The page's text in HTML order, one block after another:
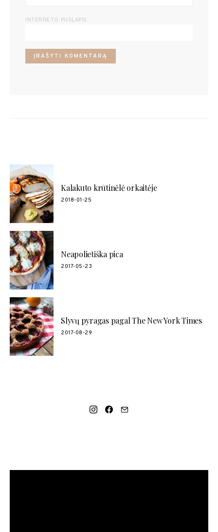
INTERNETO PUSLAPIS
Kalakuto krūtinėlė orkaitėje
2018-01-25
Neapolietiška pica
2017-05-23
Slyvų pyragas pagal The New York Times
2017-08-29